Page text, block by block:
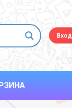
Вход